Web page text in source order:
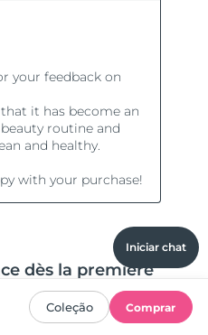
Iniciar chat
Coleção Comprar